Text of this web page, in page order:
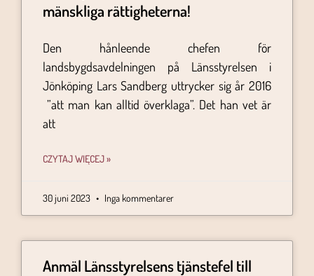
mänskliga rättigheterna!
Den hånleende chefen för
landsbygdsavdelningen på Länsstyrelsen i
Jönköping Lars Sandberg uttrycker sig år 2016
”att man kan alltid överklaga”. Det han vet är
att
CZYTAJ WIĘCEJ »
30 juni 2023 Inga kommentarer
Anmäl Länsstyrelsens tjänstefel till